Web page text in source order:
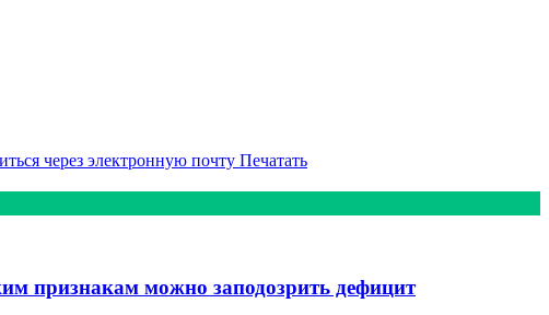
через электронную почту Печатать
признакам можно заподозрить дефицит